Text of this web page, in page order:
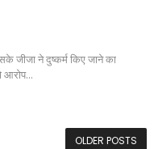
जीजा ने दुष्कर्म किए जाने का
आरोप...
OLDER POSTS